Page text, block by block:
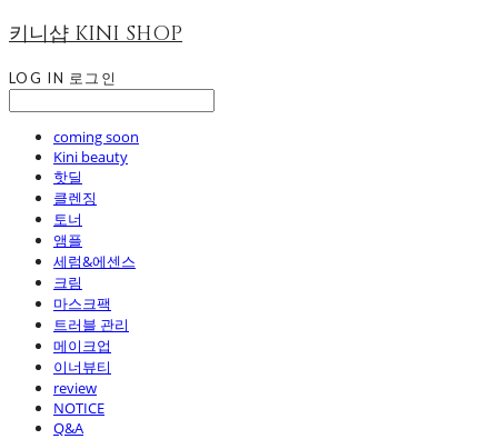
키니샵 KINI SHOP
LOG IN 로그인
coming soon
Kini beauty
핫딜
클렌징
토너
앰플
세럼&에센스
크림
마스크팩
트러블 관리
메이크업
이너뷰티
review
NOTICE
Q&A